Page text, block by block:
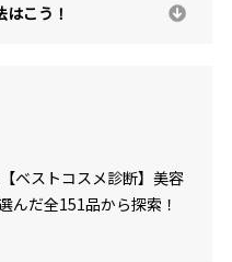
こう！
ベストコスメ診断】美容
んだ全151品から探索！